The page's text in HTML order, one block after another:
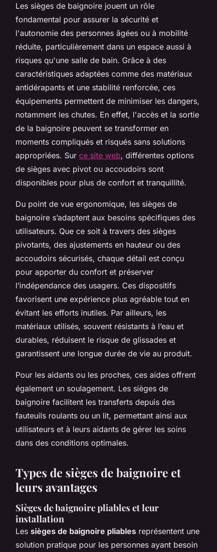
Les sièges de baignoire jouent un rôle
fondamental pour assurer la sécurité et
l'autonomie des personnes âgées ou à mobilité
réduite, particulièrement dans un espace aussi à
risques qu'une salle de bain. Grâce à des
caractéristiques adaptées comme des matériaux
antidérapants et une stabilité renforcée, ces
équipements permettent de minimiser les dangers,
notamment les chutes. En effet, l'accès et la sortie
de la baignoire peuvent se transformer en
moments compliqués et risqués sans solutions
appropriées. Sur ce site web, différentes options
de sièges avec pivot ou accoudoirs sont
disponibles pour plus de confort et tranquillité.
Du point de vue ergonomique, les sièges de
baignoire s’adaptent aux besoins spécifiques des
utilisateurs. Que ce soit à travers des sièges
pivotants, des ajustements en hauteur ou des
accoudoirs sécurisés, chaque détail est conçu
pour apporter du confort et préserver
l’indépendance des usagers. Ces dispositifs
favorisent une expérience plus agréable tout en
évitant les efforts inutiles. Par ailleurs, les
matériaux utilisés, souvent résistants à l’eau et
durables, réduisent le risque de glissades et
garantissent une longue durée de vie au produit.
Pour les aidants ou les proches, ces aides offrent
également un soulagement. Les sièges de
baignoire facilitent les transferts depuis des
fauteuils roulants ou un lit, permettant ainsi aux
utilisateurs et à leurs aidants de gérer les soins
dans des conditions optimales.
Types de sièges de baignoire et
leurs avantages
Sièges de baignoire pliables et leur
installation
Les sièges de baignoire pliables représentent une
solution pratique pour les personnes ayant besoin